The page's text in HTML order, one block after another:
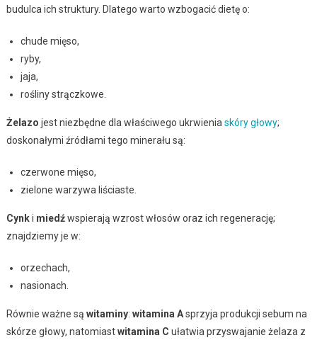
budulca ich struktury. Dlatego warto wzbogacić dietę o:
chude mięso,
ryby,
jaja,
rośliny strączkowe.
Żelazo jest niezbędne dla właściwego ukrwienia skóry głowy;
doskonałymi źródłami tego minerału są:
czerwone mięso,
zielone warzywa liściaste.
Cynki miedźwspierają wzrost włosów oraz ich regenerację;
znajdziemy je w:
orzechach,
nasionach.
Równie ważne są witaminy: witamina Asprzyja produkcji sebum na
skórze głowy, natomiastwitamina C ułatwia przyswajanie żelaza z